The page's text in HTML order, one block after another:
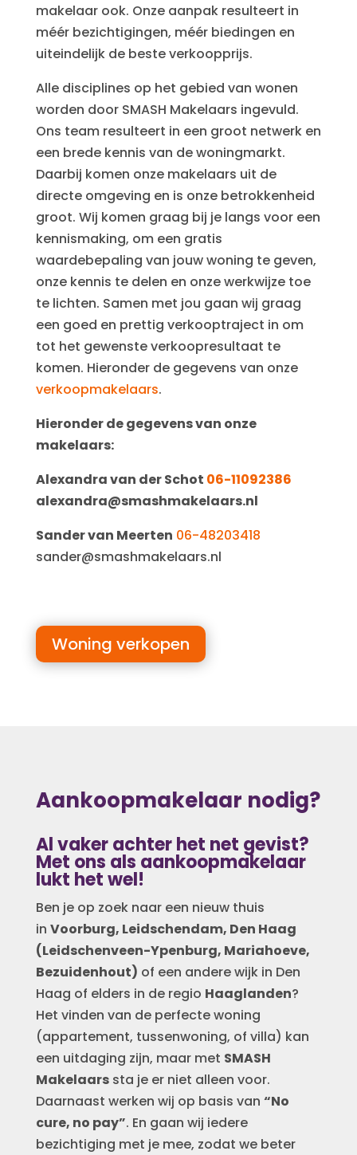
makelaar ook. Onze aanpak resulteert in
méér bezichtigingen, méér biedingen en
uiteindelijk de beste verkoopprijs.
Alle disciplines op het gebied van wonen
worden door SMASH Makelaars ingevuld.
Ons team resulteert in een groot netwerk en
een brede kennis van de woningmarkt.
Daarbij komen onze makelaars uit de
directe omgeving en is onze betrokkenheid
groot. Wij komen graag bij je langs voor een
kennismaking, om een gratis
waardebepaling van jouw woning te geven,
onze kennis te delen en onze werkwijze toe
te lichten. Samen met jou gaan wij graag
een goed en prettig verkooptraject in om
tot het gewenste verkoopresultaat te
komen. Hieronder de gegevens van onze
verkoopmakelaars.
Hieronder de gegevens van onze
makelaars:
Alexandra van der Schot 06-11092386
alexandra@smashmakelaars.nl
Sander van Meerten 06-48203418
sander@smashmakelaars.nl
Woning verkopen
Aankoopmakelaar nodig?
Al vaker achter het net gevist?
Met ons als aankoopmakelaar
lukt het wel!
Ben je op zoek naar een nieuw thuis
in Voorburg, Leidschendam, Den Haag
(Leidschenveen-Ypenburg, Mariahoeve,
Bezuidenhout) of een andere wijk in Den
Haag of elders in de regio Haaglanden?
Het vinden van de perfecte woning
(appartement, tussenwoning, of villa) kan
een uitdaging zijn, maar met SMASH
Makelaarssta je er niet alleen voor.
Daarnaast werken wij op basis van “No
cure, no pay”. En gaan wij iedere
bezichtiging met je mee, zodat we beter